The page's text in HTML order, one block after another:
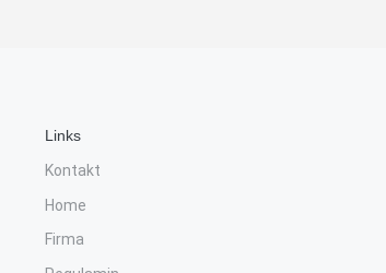
Links
Kontakt
Home
Firma